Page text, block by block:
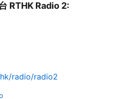
RTHK Radio 2:
radio/radio2